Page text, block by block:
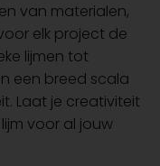
van materialen,
elk project de
lijmen tot
een breed scala
Laat je creativiteit
voor al jouw